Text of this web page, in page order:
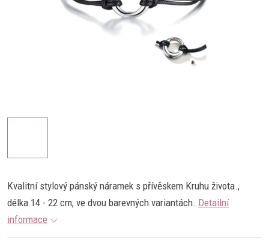
Kvalitní stylový pánský náramek s přívěskem Kruhu života.,
délka 14 - 22 cm, ve dvou barevných variantách. Detailní
informace